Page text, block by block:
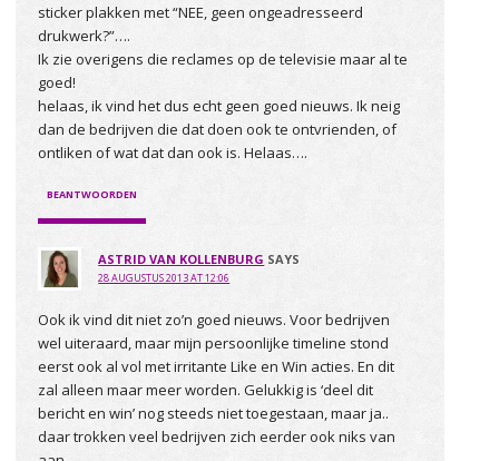
sticker plakken met “NEE, geen ongeadresseerd
drukwerk?”….
Ik zie overigens die reclames op de televisie maar al te
goed!
helaas, ik vind het dus echt geen goed nieuws. Ik neig
dan de bedrijven die dat doen ook te ontvrienden, of
ontliken of wat dat dan ook is. Helaas….
BEANTWOORDEN
ASTRID VAN KOLLENBURG SAYS
28 AUGUSTUS 2013 AT 12:06
Ook ik vind dit niet zo’n goed nieuws. Voor bedrijven
wel uiteraard, maar mijn persoonlijke timeline stond
eerst ook al vol met irritante Like en Win acties. En dit
zal alleen maar meer worden. Gelukkig is ‘deel dit
bericht en win’ nog steeds niet toegestaan, maar ja..
daar trokken veel bedrijven zich eerder ook niks van